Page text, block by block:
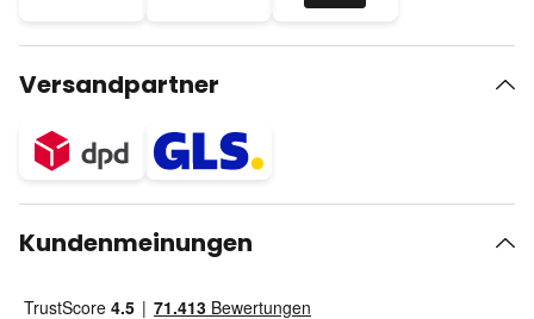
Versandpartner
Kundenmeinungen